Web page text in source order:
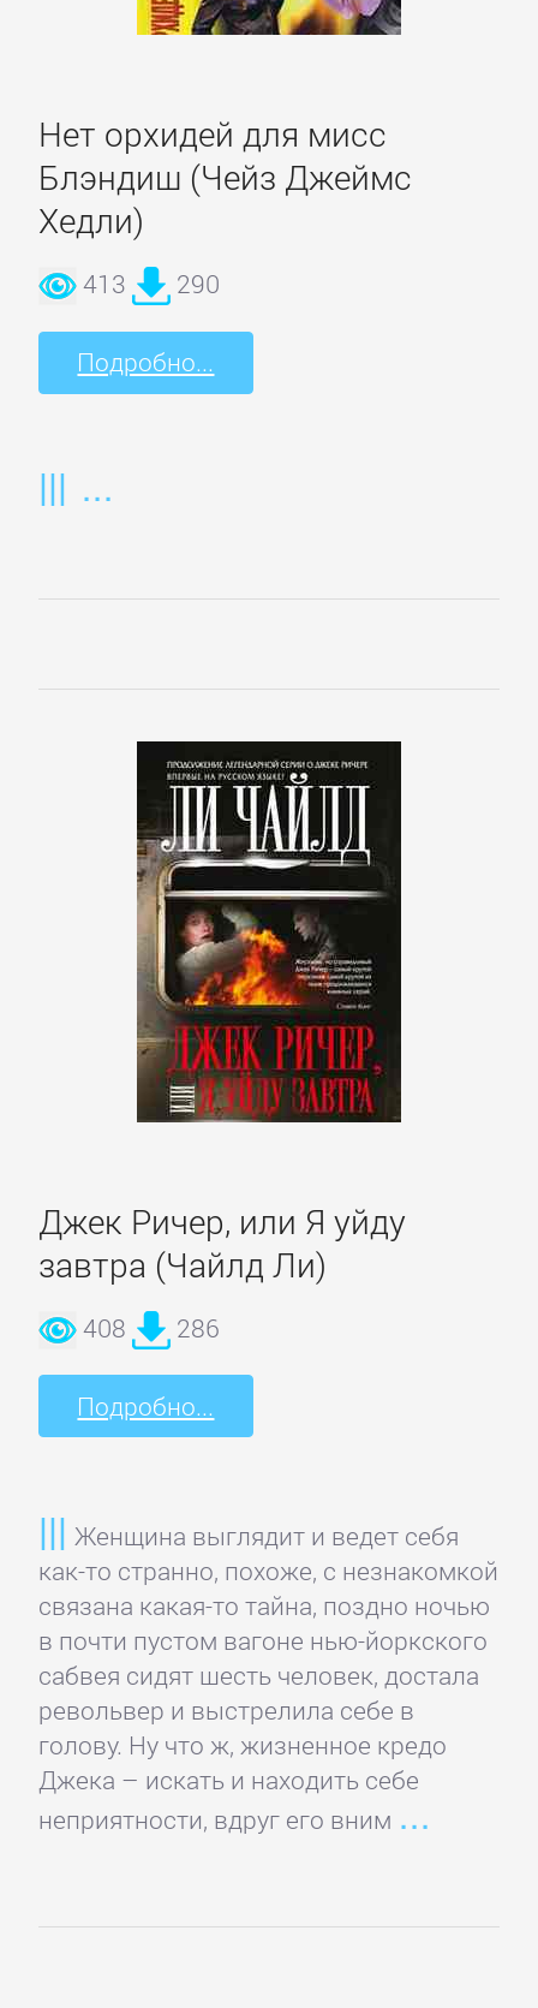
Нет орхидей для мисс
Блэндиш (Чейз Джеймс
Хедли)
413 290
Подробно...
Джек Ричер, или Я уйду
завтра (Чайлд Ли)
408 286
Подробно...
Женщина выглядит и ведет себя
как-то странно, похоже, с незнакомкой
связана какая-то тайна, поздно ночью
в почти пустом вагоне нью-йоркского
сабвея сидят шесть человек, достала
револьвер и выстрелила себе в
голову. Ну что ж, жизненное кредо
Джека – искать и находить себе
неприятности, вдруг его вним
Хобби,
Ремесла
Эротика,
Секс
ЗАРУБЕЖНОЕ
драматургия
классика
Зарубежная
литература
Зарубежная
прикладная
популярная
литература
Зарубежная
публицистика
Зарубежная
фантастика
Зарубежное
фэнтези
Зарубежные
Зарубежные
любовные
романы
Зарубежные
приключения
Зарубежные
Современная